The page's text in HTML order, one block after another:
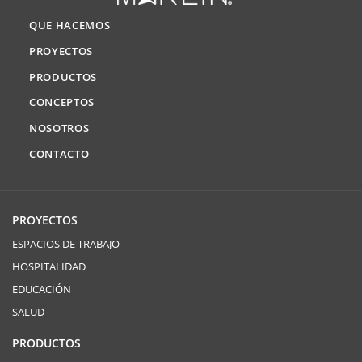
QUE HACEMOS
PROYECTOS
PRODUCTOS
CONCEPTOS
NOSOTROS
CONTACTO
PROYECTOS
ESPACIOS DE TRABAJO
HOSPITALIDAD
EDUCACIÓN
SALUD
PRODUCTOS